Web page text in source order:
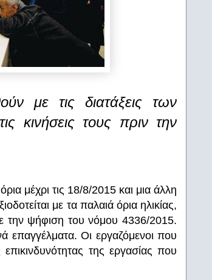
με τις διατάξεις των
κινήσεις τους πριν την
μέχρι τις 18/8/2015 και μια άλλη
με τα παλαιά όρια ηλικίας,
την ψήφιση του νόμου 4336/2015.
επαγγέλματα. Οι εργαζόμενοι που
της εργασίας που